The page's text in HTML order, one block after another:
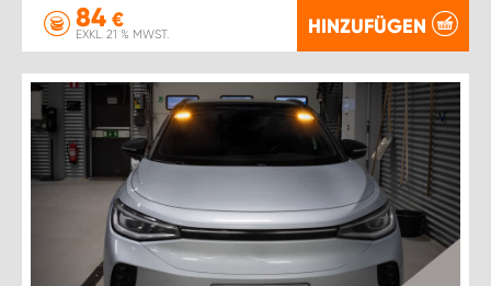
84 €
EXKL. 21 % MWST. HINZUFÜGEN